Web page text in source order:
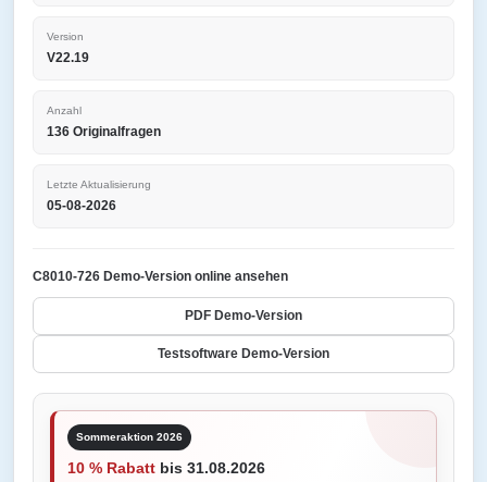
Version
V22.19
Anzahl
136 Originalfragen
Letzte Aktualisierung
05-08-2026
C8010-726 Demo-Version online ansehen
PDF Demo-Version
Testsoftware Demo-Version
Sommeraktion 2026
10 % Rabatt bis 31.08.2026